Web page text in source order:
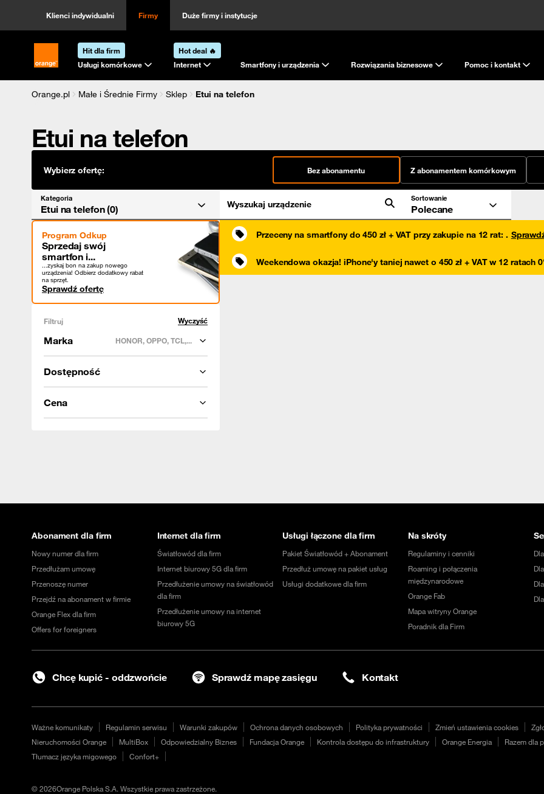
Klienci indywidualni Firmy Duże firmy i instytucje
Strona główna Orange.pl
Hit dla firm
Usługi komórkowe
Hot deal 🔥
Internet
Smartfony i urządzenia Rozwiązania biznesowe Pomoc i kontakt
Orange.pl Małe i Średnie Firmy Sklep
Etui na telefon
Etui na telefon
Wybierz ofertę: Bez abonamentu Z abonamentem komórkowym
Kategoria
Etui na telefon (0) Wyszukaj urządzenie
Sortowanie
Polecane
Program Odkup
Sprzedaj swój
smartfon i...
...zyskaj bon na zakup nowego
urządzenia! Odbierz dodatkowy rabat
na sprzęt.
Sprawdź ofertę
Filtruj Wyczyść
Marka HONOR, OPPO, TCL,...
Dostępność
Cena
Przeceny na smartfony do 450 zł + VAT przy zakupie na 12 rat: .
Weekendowa okazja! iPhone'y taniej nawet o 450 zł + VAT w 12 ratach
Abonament dla firm
Nowy numer dla firm
Przedłużam umowę
Przenoszę numer
Przejdź na abonament w firmie
Orange Flex dla firm
Offers for foreigners
Internet dla firm
Światłowód dla firm
Internet biurowy 5G dla firm
Przedłużenie umowy na światłowód
dla firm
Przedłużenie umowy na internet
biurowy 5G
Usługi łączone dla firm
Pakiet Światłowód + Abonament
Przedłuż umowę na pakiet usług
Usługi dodatkowe dla firm
Na skróty
Regulaminy i cenniki
Roaming i połączenia
międzynarodowe
Orange Fab
Mapa witryny Orange
Poradnik dla Firm
Chcę kupić - oddzwońcie Sprawdź mapę zasięgu Kontakt
Ważne komunikaty Regulamin serwisu Warunki zakupów Ochrona danych osobowych Polityka prywatności Zmień ustawienia cookies
Nieruchomości Orange
MultiBox Odpowiedzialny Biznes Fundacja Orange Kontrola dostępu do infrastruktury Orange Energia Razem dla
Tłumacz języka migowego
Confort+
©2026Orange Polska S.A. Wszystkie prawa zastrzeżone.